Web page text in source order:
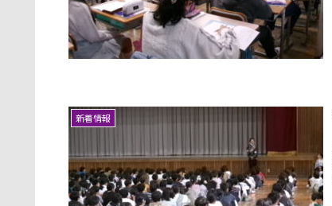
新着情報